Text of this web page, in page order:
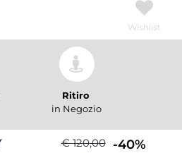
Wishlist
Ritiro
in Negozio
€ 120,00 -40%